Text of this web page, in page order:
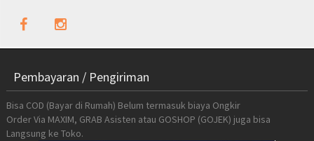
Pembayaran / Pengiriman
Bisa COD (Bayar di Rumah) Belum termasuk biaya Ongkir
Order Via MAXIM, GRAB Asisten atau GOSHOP (GOJEK) juga bisa
Langsung ke Toko.